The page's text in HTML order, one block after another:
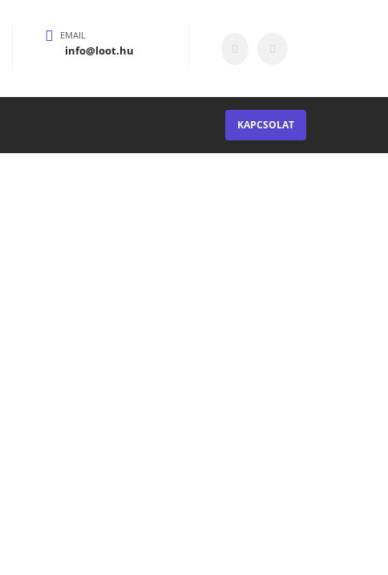
EMAIL
info@loot.hu
KAPCSOLAT